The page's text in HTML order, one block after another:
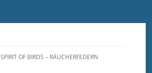
SPIRIT OF BIRDS – RÄUCHERFEDERN